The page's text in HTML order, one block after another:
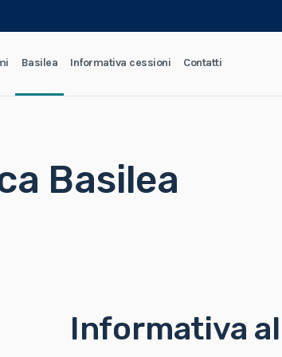
Basilea Informativa cessioni Contatti
Basilea
Informativa